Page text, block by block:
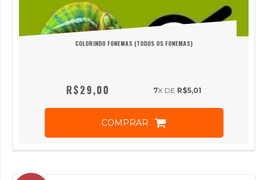
COLORINDO FONEMAS (TODOS OS FONEMAS)
R$29,00 7X DE R$5,01
COMPRAR